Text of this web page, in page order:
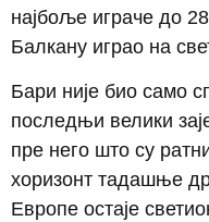
најбоље играче до
Балкану играо на
Бари није био само
последњи велики
пре него што су
хоризонт тадашње
Европе остаје